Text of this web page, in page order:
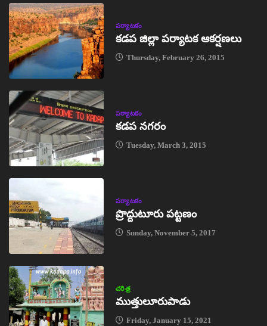
పర్యాటకం
కడప జిల్లా పర్యాటక ఆకర్షణలు
Thursday, February 26, 2015
పర్యాటకం
కడప నగరం
Tuesday, March 3, 2015
పర్యాటకం
ప్రొద్దుటూరు పట్టణం
Sunday, November 5, 2017
చరిత్ర
ముత్తులూరుపాడు
Friday, January 15, 2021